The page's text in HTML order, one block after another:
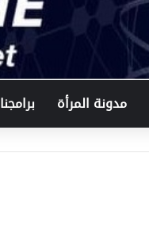
مدونة المرأة برامجنا